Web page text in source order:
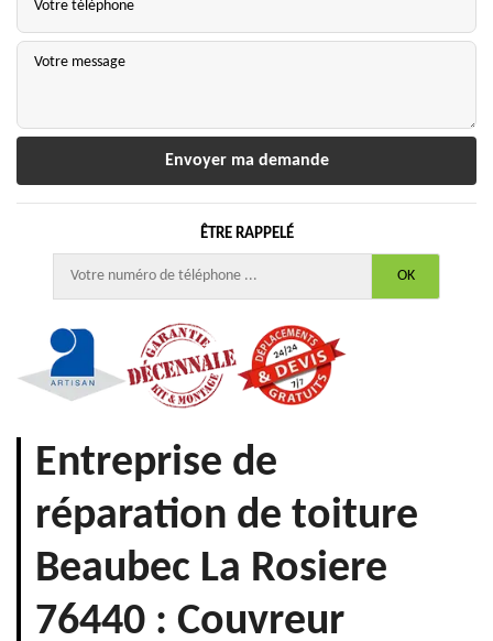
ÊTRE RAPPELÉ
Entreprise de
réparation de toiture
Beaubec La Rosiere
76440 : Couvreur